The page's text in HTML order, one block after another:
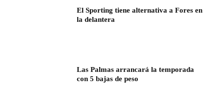
El Sporting tiene alternativa a Fores en
la delantera
Las Palmas arrancará la temporada
con 5 bajas de peso